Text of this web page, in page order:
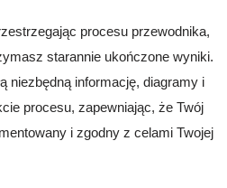
procesu przewodnika,
starannie ukończone wyniki.
niezbędną informację, diagramy i
procesu, zapewniając, że Twój
i zgodny z celami Twojej